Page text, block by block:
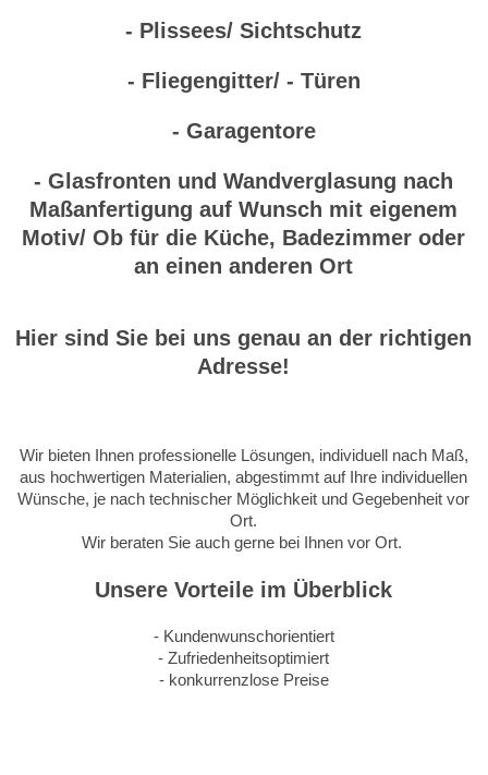
- Plissees/ Sichtschutz
- Fliegengitter/ - Türen
- Garagentore
- Glasfronten und Wandverglasung nach
Maßanfertigung auf Wunsch mit eigenem
Motiv/ Ob für die Küche, Badezimmer oder
an einen anderen Ort
Hier sind Sie bei uns genau an der richtigen
Adresse!
Wir bieten Ihnen professionelle Lösungen, individuell nach Maß,
aus hochwertigen Materialien, abgestimmt auf Ihre individuellen
Wünsche, je nach technischer Möglichkeit und Gegebenheit vor
Ort.
Wir beraten Sie auch gerne bei Ihnen vor Ort.
Unsere Vorteile im Überblick
- Kundenwunschorientiert
- Zufriedenheitsoptimiert
- konkurrenzlose Preise